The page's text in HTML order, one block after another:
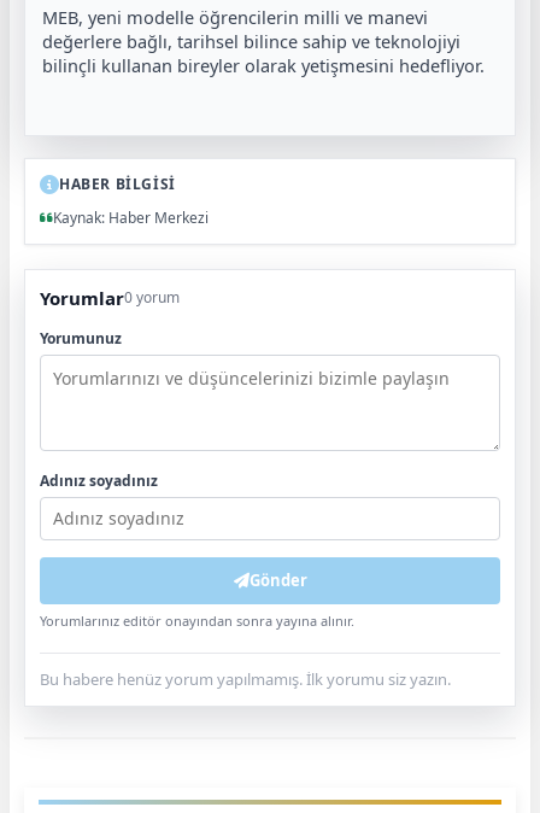
MEB, yeni modelle öğrencilerin milli ve manevi
değerlere bağlı, tarihsel bilince sahip ve teknolojiyi
bilinçli kullanan bireyler olarak yetişmesini hedefliyor.
HABER BİLGİSİ
Kaynak: Haber Merkezi
Yorumlar0 yorum
Yorumunuz
Adınız soyadınız
Gönder
Yorumlarınız editör onayından sonra yayına alınır.
Bu habere henüz yorum yapılmamış. İlk yorumu siz yazın.